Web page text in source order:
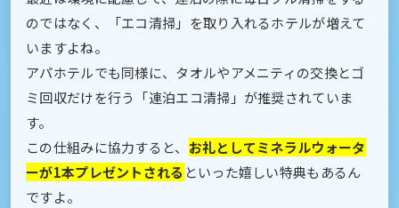
のではなく、「エコ清掃」を取り入れるホテルが増えて
いますよね。
アパホテルでも同様に、タオルやアメニティの交換とゴ
ミ回収だけを行う「連泊エコ清掃」が推奨されていま
す。
この仕組みに協力すると、 お礼としてミネラルウォータ
ーが1本プレゼントされる といった嬉しい特典もあるん
ですよ。